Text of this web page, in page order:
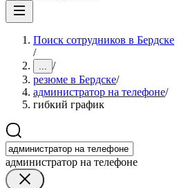
Поиск сотрудников в Бердске
/
... /
резюме в Бердске/
администратор на телефоне/
гибкий график
администратор на телефоне